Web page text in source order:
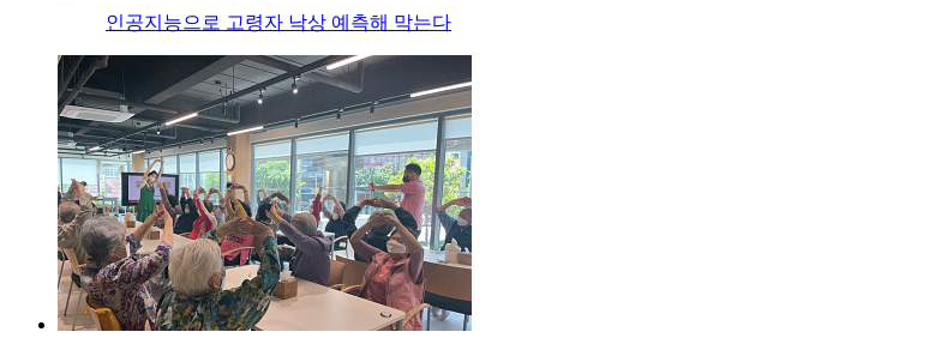
인공지능으로 고령자 낙상 예측해 막는다